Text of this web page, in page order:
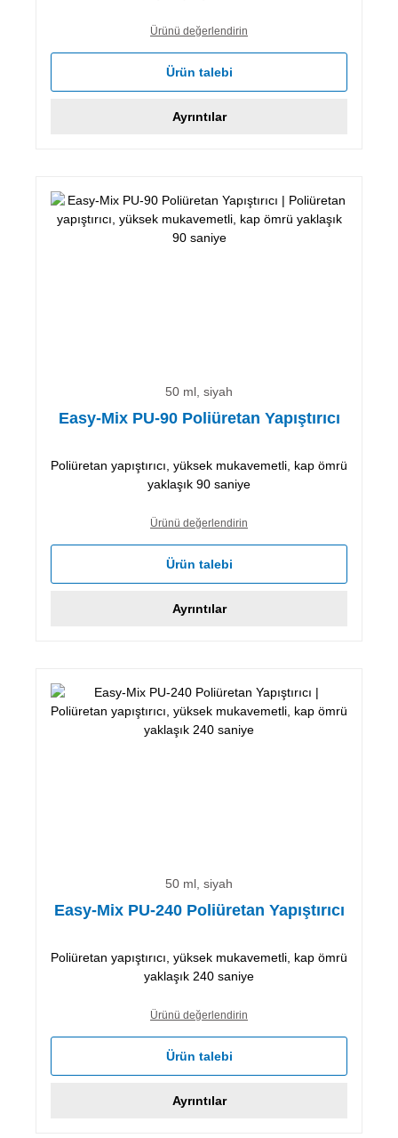
Ürünü değerlendirin
Ürün talebi
Ayrıntılar
50 ml, siyah
Easy-Mix PU-90 Poliüretan Yapıştırıcı
Poliüretan yapıştırıcı, yüksek mukavemetli, kap ömrü
yaklaşık 90 saniye
Ürünü değerlendirin
Ürün talebi
Ayrıntılar
50 ml, siyah
Easy-Mix PU-240 Poliüretan Yapıştırıcı
Poliüretan yapıştırıcı, yüksek mukavemetli, kap ömrü
yaklaşık 240 saniye
Ürünü değerlendirin
Ürün talebi
Ayrıntılar